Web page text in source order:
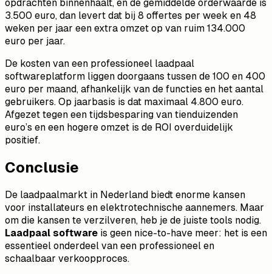
opdrachten binnenhaalt, en de gemiddelde orderwaarde is
3.500 euro, dan levert dat bij 8 offertes per week en 48
weken per jaar een extra omzet op van ruim 134.000
euro per jaar.
De kosten van een professioneel laadpaal
softwareplatform liggen doorgaans tussen de 100 en 400
euro per maand, afhankelijk van de functies en het aantal
gebruikers. Op jaarbasis is dat maximaal 4.800 euro.
Afgezet tegen een tijdsbesparing van tienduizenden
euro’s en een hogere omzet is de ROI overduidelijk
positief.
Conclusie
De laadpaalmarkt in Nederland biedt enorme kansen
voor installateurs en elektrotechnische aannemers. Maar
om die kansen te verzilveren, heb je de juiste tools nodig.
Laadpaal software is geen nice-to-have meer: het is een
essentieel onderdeel van een professioneel en
schaalbaar verkoopproces.